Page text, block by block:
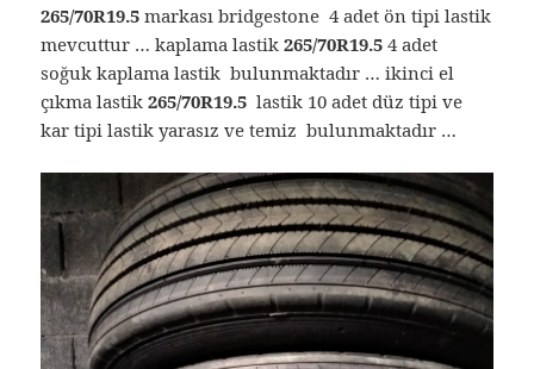
265/70R19.5markası bridgestone 4 adet ön tipi lastik
mevcuttur … kaplama lastik265/70R19.54 adet
soğuk kaplama lastik bulunmaktadır … ikinci el
çıkma lastik265/70R19.5 lastik 10 adet düz tipi ve
kar tipi lastik yarasız ve temiz bulunmaktadır …